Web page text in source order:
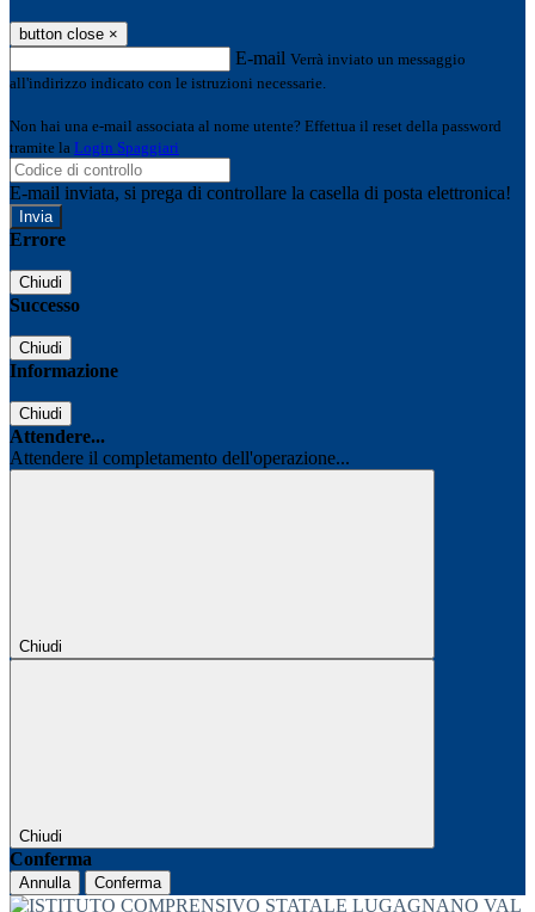
button close ×
E-mail Verrà inviato un messaggio
all'indirizzo indicato con le istruzioni necessarie.
Non hai una e-mail associata al nome utente? Effettua il reset della password
tramite la Login Spaggiari
E-mail inviata, si prega di controllare la casella di posta elettronica!
Errore
Chiudi
Successo
Chiudi
Informazione
Chiudi
Attendere...
Attendere il completamento dell'operazione...
Chiudi
Chiudi
Conferma
Annulla Conferma